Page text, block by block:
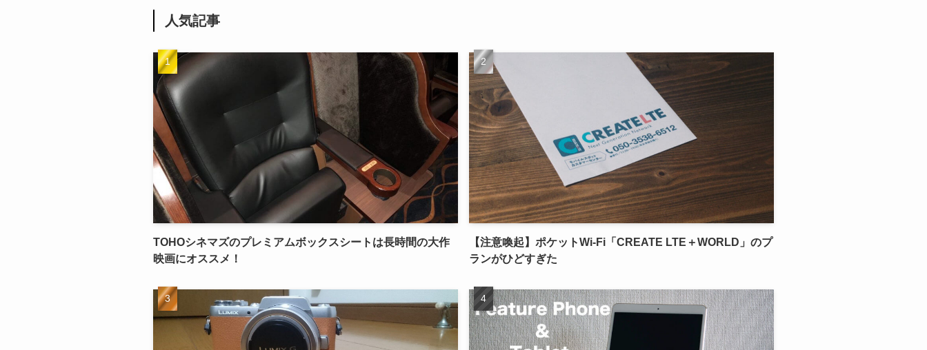
人気記事
TOHOシネマズのプレミアムボックスシートは長時間の大作
映画にオススメ！
【注意喚起】ポケットWi-Fi「CREATE LTE＋WORLD」のプ
ランがひどすぎた